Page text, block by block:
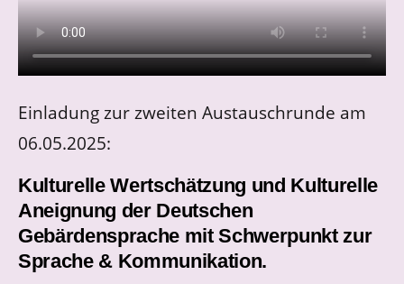
Einladung zur zweiten Austauschrunde am
06.05.2025:
Kulturelle Wertschätzung und Kulturelle
Aneignung der Deutschen
Gebärdensprache mit Schwerpunkt zur
Sprache & Kommunikation.